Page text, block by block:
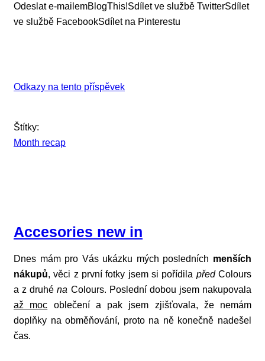
Odeslat e-mailemBlogThis!Sdílet ve službě TwitterSdílet
ve službě FacebookSdílet na Pinterestu
Odkazy na tento příspěvek
Štítky:
Month recap
Accesories new in
Dnes mám pro Vás ukázku mých posledních menších
nákupů, věci z první fotky jsem si pořídila předColours
a z druhéna Colours. Poslední dobou jsem nakupovala
až moc oblečení a pak jsem zjišťovala, že nemám
doplňky na obměňování, proto na ně konečně nadešel
čas.